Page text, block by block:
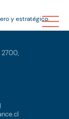
y estratégico.
2700,